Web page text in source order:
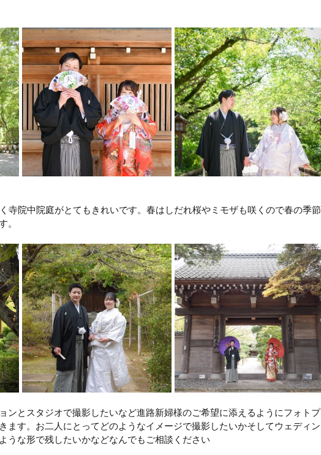
寺院中院庭がとてもきれいです。春はしだれ桜やミモザも咲くので春の季節
。
ンとスタジオで撮影したいなど進路新婦様のご希望に添えるようにフォトプ
ます。お二人にとってどのようなイメージで撮影したいかそしてウェディン
うな形で残したいかなどなんでもご相談ください